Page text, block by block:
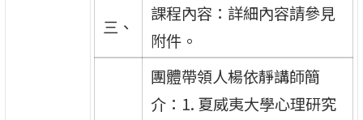
三、
課程內容：詳細內容請參見
附件。
團體帶領人楊依靜講師簡
介：1. 夏威夷大學心理研究